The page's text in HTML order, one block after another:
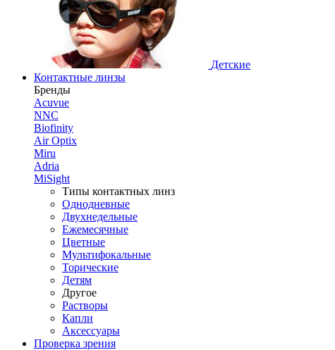
Детские
Контактные линзы
Бренды
Acuvue
NNC
Biofinity
Air Optix
Miru
Adria
MiSight
Типы контактных линз
Однодневные
Двухнедельные
Ежемесячные
Цветные
Мультифокальные
Торические
Детям
Другое
Растворы
Капли
Аксессуары
Проверка зрения